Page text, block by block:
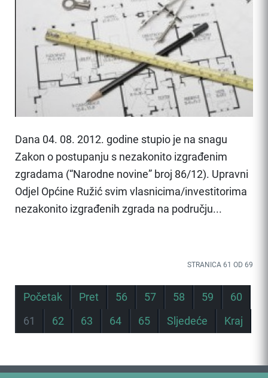
Dana 04. 08. 2012. godine stupio je na snagu
Zakon o postupanju s nezakonito izgrađenim
zgradama (“Narodne novine” broj 86/12). Upravni
Odjel Općine Ružić svim vlasnicima/investitorima
nezakonito izgrađenih zgrada na području...
STRANICA 61 OD 69
Početak Pret 56 57 58 59
60
61
62 63 64 65 Sljedeće Kraj